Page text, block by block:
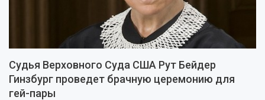
Судья Верховного Суда США Рут Бейдер
Гинзбург проведет брачную церемонию для
гей-пары